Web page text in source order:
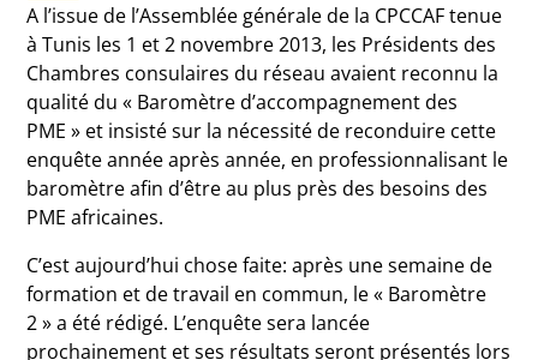
A l’issue de l’Assemblée générale de la CPCCAF tenue
à Tunis les 1 et 2 novembre 2013, les Présidents des
Chambres consulaires du réseau avaient reconnu la
qualité du « Baromètre d’accompagnement des
PME » et insisté sur la nécessité de reconduire cette
enquête année après année, en professionnalisant le
baromètre afin d’être au plus près des besoins des
PME africaines.
C’est aujourd’hui chose faite: après une semaine de
formation et de travail en commun, le « Baromètre
2 » a été rédigé. L’enquête sera lancée
prochainement et ses résultats seront présentés lors